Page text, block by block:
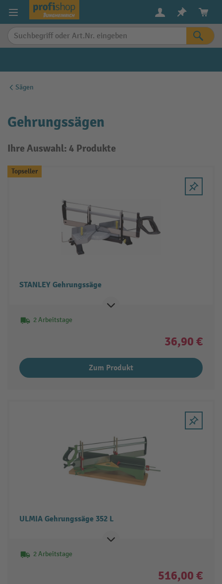
springen
Sägen
Gehrungssägen
Ihre Auswahl: 4 Produkte
Topseller
STANLEY Gehrungssäge
2 Arbeitstage
36,90 €
Zum Produkt
ULMIA Gehrungssäge 352 L
2 Arbeitstage
516,00 €